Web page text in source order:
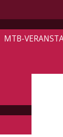
MTB-